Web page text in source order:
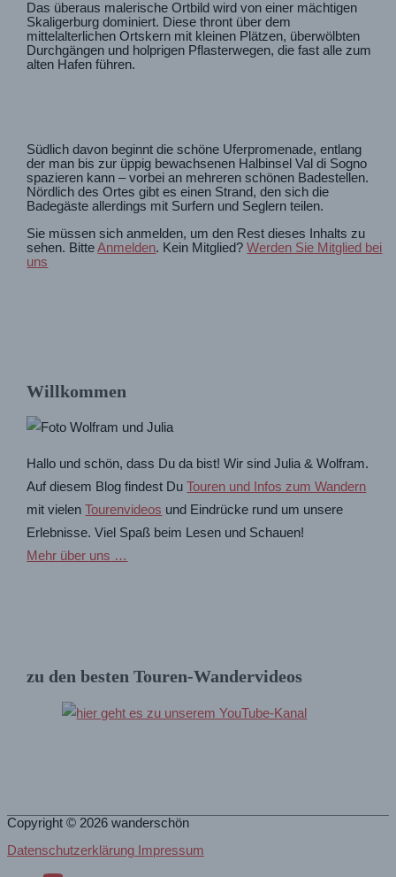
Willkommen
Hallo und schön, dass Du da bist! Wir sind Julia & Wolfram.
Auf diesem Blog findest DuTouren und Infos zum Wandern
mit vielenTourenvideos und Eindrücke rund um unsere
Erlebnisse. Viel Spaß beim Lesen und Schauen!
Mehr über uns …
zu den besten Touren-Wandervideos
Das überaus malerische Ortbild wird von einer mächtigen
Skaligerburg dominiert. Diese thront über dem
mittelalterlichen Ortskern mit kleinen Plätzen, überwölbten
Durchgängen und holprigen Pflasterwegen, die fast alle zum
alten Hafen führen.
Südlich davon beginnt die schöne Uferpromenade, entlang
der man bis zur üppig bewachsenen Halbinsel Val di Sogno
spazieren kann – vorbei an mehreren schönen Badestellen.
Nördlich des Ortes gibt es einen Strand, den sich die
Badegäste allerdings mit Surfern und Seglern teilen.
Sie müssen sich anmelden, um den Rest dieses Inhalts zu
sehen. BitteAnmelden. Kein Mitglied?Werden Sie Mitglied bei
uns
Copyright © 2026 wanderschön
Datenschutzerklärung Impressum